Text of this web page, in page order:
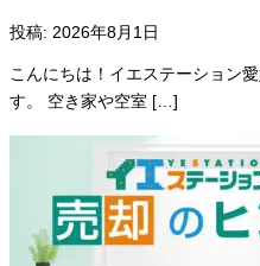
投稿: 2026年8月1日
こんにちは！イエステーション
す。 空き家や空室 […]